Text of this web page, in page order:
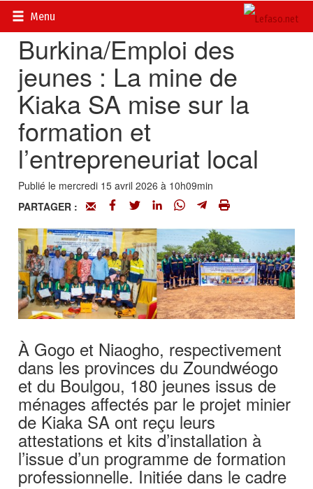
Menu
Accueil> Mines, mineurs, miniers, énergie
Burkina/Emploi des
jeunes : La mine de
Kiaka SA mise sur la
formation et
l’entrepreneuriat local
Publié le mercredi 15 avril 2026 à 10h09min
PARTAGER :
À Gogo et Niaogho, respectivement
dans les provinces du Zoundwéogo
et du Boulgou, 180 jeunes issus de
ménages affectés par le projet minier
de Kiaka SA ont reçu leurs
attestations et kits d’installation à
l’issue d’un programme de formation
professionnelle. Initiée dans le cadre